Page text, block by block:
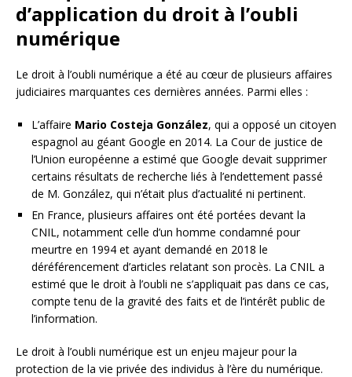
d’application du droit à l’oubli
numérique
Le droit à l’oubli numérique a été au cœur de plusieurs affaires
judiciaires marquantes ces dernières années. Parmi elles :
L’affaire Mario Costeja González, qui a opposé un citoyen
espagnol au géant Google en 2014. La Cour de justice de
l’Union européenne a estimé que Google devait supprimer
certains résultats de recherche liés à l’endettement passé
de M. González, qui n’était plus d’actualité ni pertinent.
En France, plusieurs affaires ont été portées devant la
CNIL, notamment celle d’un homme condamné pour
meurtre en 1994 et ayant demandé en 2018 le
déréférencement d’articles relatant son procès. La CNIL a
estimé que le droit à l’oubli ne s’appliquait pas dans ce cas,
compte tenu de la gravité des faits et de l’intérêt public de
l’information.
Le droit à l’oubli numérique est un enjeu majeur pour la
protection de la vie privée des individus à l’ère du numérique.